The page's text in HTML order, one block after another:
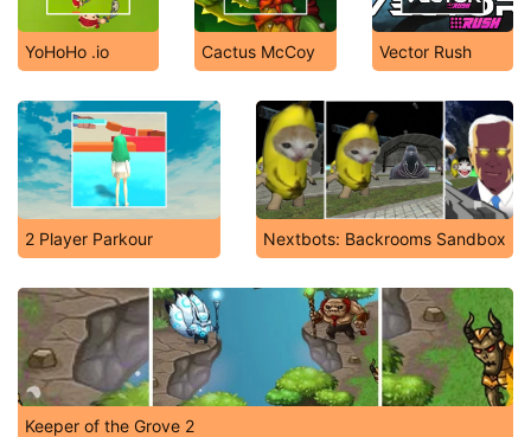
YoHoHo .io Cactus McCoy Vector Rush
2 Player Parkour Nextbots: Backrooms Sandbox
Keeper of the Grove 2